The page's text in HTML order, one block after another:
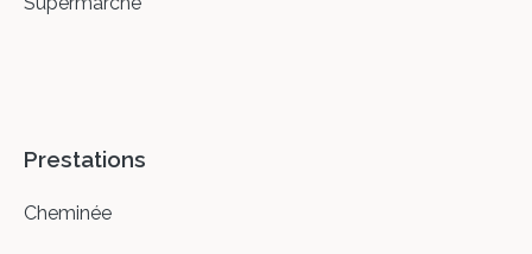
Prestations
Cheminée